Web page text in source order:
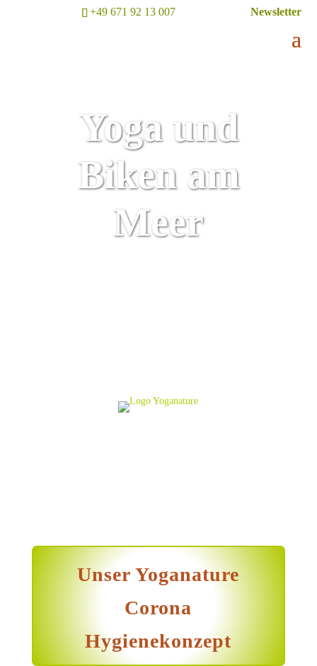
+49 671 92 13 007 Newsletter
Yoga und
Biken am
Meer
Unser Yoganature
Corona
Hygienekonzept